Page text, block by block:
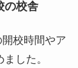
の校舎
校時間やア
した。